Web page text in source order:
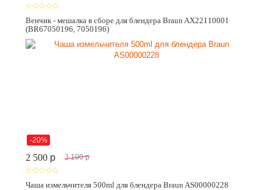
Венчик - мешалка в сборе для блендера Braun AX22110001
(BR67050196, 7050196)
-20%
2 500 p 3 100 p
Чаша измельчителя 500ml для блендера Braun AS00000228